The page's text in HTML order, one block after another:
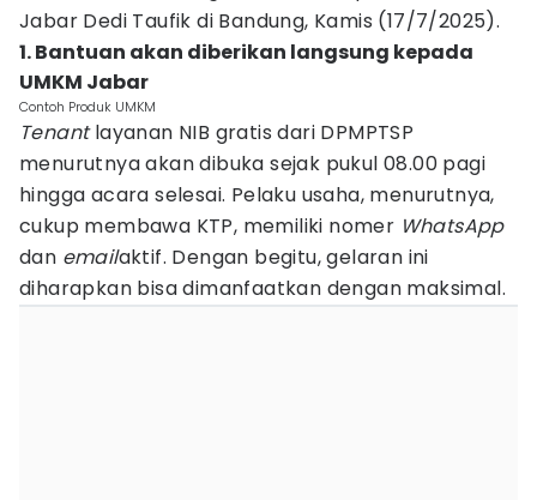
Jabar Dedi Taufik di Bandung, Kamis (17/7/2025).
1. Bantuan akan diberikan langsung kepada
UMKM Jabar
Contoh Produk UMKM
Tenantlayanan NIB gratis dari DPMPTSP
menurutnya akan dibuka sejak pukul 08.00 pagi
hingga acara selesai. Pelaku usaha, menurutnya,
cukup membawa KTP, memiliki nomer WhatsApp
dan emailaktif. Dengan begitu, gelaran ini
diharapkan bisa dimanfaatkan dengan maksimal.